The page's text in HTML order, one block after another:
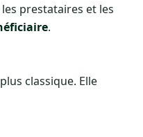
prestataires et les
.
classique. Elle